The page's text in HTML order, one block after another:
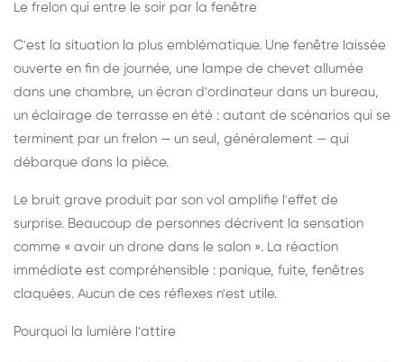
Le frelon qui entre le soir par la fenêtre
C'est la situation la plus emblématique. Une fenêtre laissée
ouverte en fin de journée, une lampe de chevet allumée
dans une chambre, un écran d'ordinateur dans un bureau,
un éclairage de terrasse en été : autant de scénarios qui se
terminent par un frelon — un seul, généralement — qui
débarque dans la pièce.
Le bruit grave produit par son vol amplifie l'effet de
surprise. Beaucoup de personnes décrivent la sensation
comme « avoir un drone dans le salon ». La réaction
immédiate est compréhensible : panique, fuite, fenêtres
claquées. Aucun de ces réflexes n'est utile.
Pourquoi la lumière l'attire